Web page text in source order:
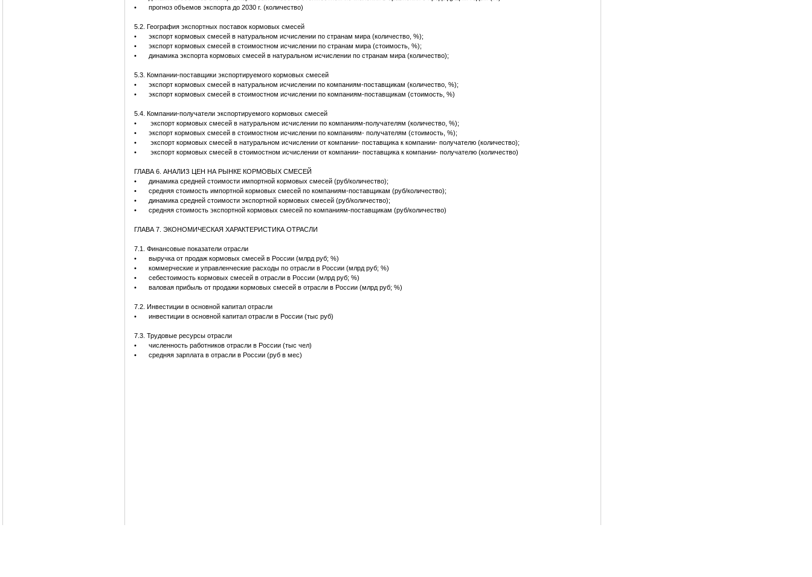
•
прогноз объемов экспорта до 2030 г. (количество)
5.2. География экспортных поставок кормовых смесей
•
экспорт кормовых смесей в натуральном исчислении по странам мира (количество, %);
•
экспорт кормовых смесей в стоимостном исчислении по странам мира (стоимость, %);
•
динамика экспорта кормовых смесей в натуральном исчислении по странам мира (количество);
5.3. Компании-поставщики экспортируемого кормовых смесей
•
экспорт кормовых смесей в натуральном исчислении по компаниям-поставщикам (количество, %);
•
экспорт кормовых смесей в стоимостном исчислении по компаниям-поставщикам (стоимость, %)
5.4. Компании-получатели экспортируемого кормовых смесей
•
экспорт кормовых смесей в натуральном исчислении по компаниям-получателям (количество, %);
•
экспорт кормовых смесей в стоимостном исчислении по компаниям- получателям (стоимость, %);
•
экспорт кормовых смесей в натуральном исчислении от компании- поставщика к компании- получателю (количество);
•
экспорт кормовых смесей в стоимостном исчислении от компании- поставщика к компании- получателю (количество)
ГЛАВА 6. АНАЛИЗ ЦЕН НА РЫНКЕ КОРМОВЫХ СМЕСЕЙ
•
динамика средней стоимости импортной кормовых смесей (руб/количество);
•
средняя стоимость импортной кормовых смесей по компаниям-поставщикам (руб/количество);
•
динамика средней стоимости экспортной кормовых смесей (руб/количество);
•
средняя стоимость экспортной кормовых смесей по компаниям-поставщикам (руб/количество)
ГЛАВА 7. ЭКОНОМИЧЕСКАЯ ХАРАКТЕРИСТИКА ОТРАСЛИ
7.1. Финансовые показатели отрасли
•
выручка от продаж кормовых смесей в России (млрд руб; %)
•
коммерческие и управленческие расходы по отрасли в России (млрд руб; %)
•
себестоимость кормовых смесей в отрасли в России (млрд руб; %)
•
валовая прибыль от продажи кормовых смесей в отрасли в России (млрд руб; %)
7.2. Инвестиции в основной капитал отрасли
•
инвестиции в основной капитал отрасли в России (тыс руб)
7.3. Трудовые ресурсы отрасли
•
численность работников отрасли в России (тыс чел)
•
средняя зарплата в отрасли в России (руб в мес)